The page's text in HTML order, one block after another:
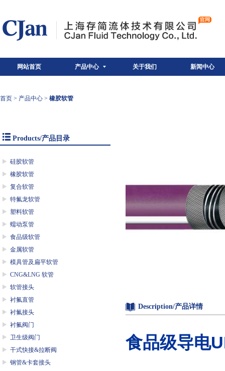
网站首页 产品中心 关于我们 新闻中心
首页 > 产品中心 > 橡胶软管
Products/产品目录
硅胶软管
橡胶软管
复合软管
特氟龙软管
塑料软管
蠕动泵管
食品级软管
金属软管
模具管及扁平软管
CNG&LNG 软管
软管接头
衬氟直管
衬氟接头
衬氟阀门
卫生级阀门
干式快接&拉断阀
钢管&卡套接头
Description/产品详情
食品级导电